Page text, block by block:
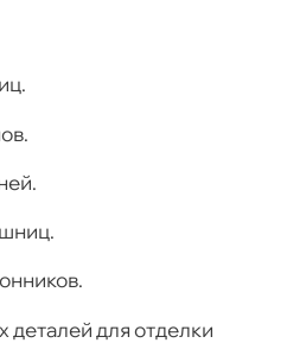
деталей для отделки